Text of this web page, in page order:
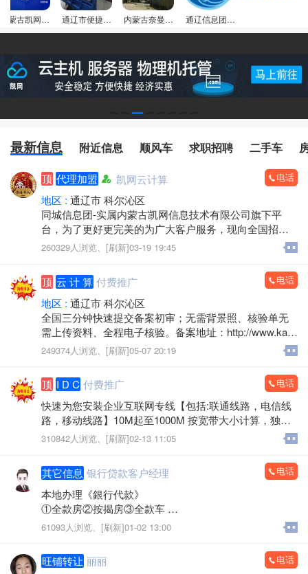
内蒙古凯网信
息技术有限公
通辽市便捷个
体搬家服务
内蒙古奈曼旗
昂乃型砂厂
通辽信息团门
店
最新信息 附近信息 顺风车 求职招聘 二手车
顶 代理加盟 凯网云计算 电话
地区 : 通辽市 科尔沁区
同城信息团-实属内蒙古凯网信息技术有限公司旗下平
台，为了更好更完美的为广大客户服务，现向全国招聘
省,市,县,镇级管理站长，年龄不限有网络爱好和事业心强
者优先，每个级别只招一名，额满为止。
详情登录:https://www.tlxxt.cn/
260329人浏览、 [刷新]03-19 19:45
顶 云 计 算 付费推广 电话
地区 : 通辽市 科尔沁区
全国三分钟快速提交备案初审；无需背景照、核验单无
需上传资料、全程电子核验。备案地址：http://www.kaiw
angidc.com/
249374人浏览、 [刷新]05-07 20:19
顶 I D C 付费推广 电话
快速为您安装企业互联网专线【包括:联通线路，电信线
路，移动线路】10M起至1000M 按宽带大小计算，独立I
P，速度快 物美价廉。如有需求速联系我们【内蒙古凯
网信息技术有限公司】！
310842人浏览、 [刷新]02-13 11:05
其它信息 银行贷款客户经理 电话
本地办理《銀行代款》
①全款房②按揭房③全款车
④按揭车⑤保险单⑥信用ka
⑦公积金⑧营业执照⑨银联收款码⑩退休工资 打卡工资本
科学历秒批秒放
符合任一均可办理
61093人浏览、 [刷新]01-02 13:00
旺铺转让 丽丽
电话